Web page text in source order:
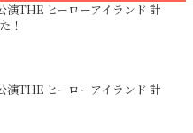
THE ヒーローアイランド 計
！
THE ヒーローアイランド 計